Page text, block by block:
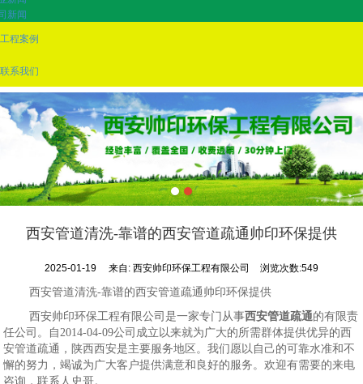
新闻
工程案例
联系我们
西安管道清洗-靠谱的西安管道疏通帅印环保提供
2025-01-19 来自:西安帅印环保工程有限公司 浏览次数:549
西安管道清洗-靠谱的西安管道疏通帅印环保提供
西安帅印环保工程有限公司是一家专门从事西安管道疏通的有限责
任公司。自2014-04-09公司成立以来就为广大的所需群体提供优异的西
安管道疏通，陕西西安是主要服务地区。我们愿以自己的可靠水准和不
懈的努力，竭诚为广大客户提供满意和良好的服务。欢迎有需要的来电
咨询，联系人史哥。